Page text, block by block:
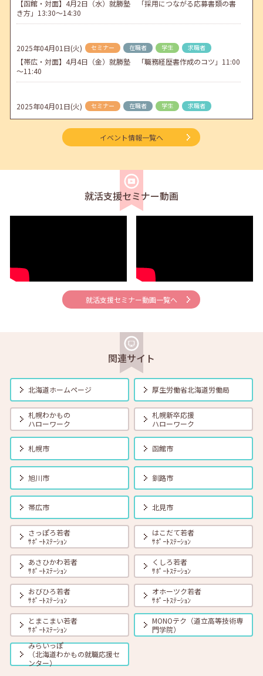
地方拠点臨時閉所のお知らせ
【函館・対面】4月2日（水）就勝塾 「採用につながる応募書類の書
き方」13:30～14:30
2025年04月01日(火) セミナー 在職者 学生 求職者
【帯広・対面】4月4日（金）就勝塾 「職務経歴書作成のコツ」11:00
～11:40
2025年04月01日(火) セミナー 在職者 学生 求職者
【帯広・対面】4月14日（月）就勝塾 「面接のマナーと答え方のポイ
ント」14:00～14:40
【北見・対面】4月15日（火）就勝塾 「職業興味検査」 13:30～
2025年04月01日(火) セミナー 在職者 学生 求職者
【オンライン】4月16日（水）採用につながる応募書類の書き方
在職者
【オンライン】4月18日（金）新しいしごと覚えのコツ 14:00～
【北見・対面】4月22日（火）就勝塾 自分と相手を知る「４つのタイ
プ」（応用編） 13:30 ～ 14:30
2025年04月01日(火) 学生
【オンライン】4月22日（火）どんな場面でも使える！好印象を与える
シンプルな方法 14:00～14:30
2025年04月01日(火) 在職者 学生
【函館・対面】4月23日（水）就勝塾 「新しいしごとおぼえのコ
ツ」 13:30～14:30
2025年04月01日(火) 在職者 学生 求職者
【釧路・対面】4月24日（木）就勝塾「応募書類の書き方」 13:30～
15:00
2025年04月01日(火) 在職者 学生
【オンライン】4月24日（木）こころの健康セルフケア 14:00～
14:30
イベント情報一覧へ
就活支援セミナー動画
就活支援セミナー動画一覧へ
関連サイト
北海道ホームページ 厚生労働省北海道労働局
札幌わかもの
ハローワーク
札幌新卒応援
ハローワーク
札幌市 函館市
旭川市 釧路市
帯広市 北見市
さっぽろ若者
ｻﾎﾟｰﾄｽﾃｰｼｮﾝ
はこだて若者
ｻﾎﾟｰﾄｽﾃｰｼｮﾝ
あさひかわ若者
ｻﾎﾟｰﾄｽﾃｰｼｮﾝ
くしろ若者
ｻﾎﾟｰﾄｽﾃｰｼｮﾝ
おびひろ若者
ｻﾎﾟｰﾄｽﾃｰｼｮﾝ
オホーツク若者
ｻﾎﾟｰﾄｽﾃｰｼｮﾝ
とまこまい若者
ｻﾎﾟｰﾄｽﾃｰｼｮﾝ
MONOテク（道立高等技術専
門学院）
みらいっぽ
（北海道わかもの就職応援セ
ンター）